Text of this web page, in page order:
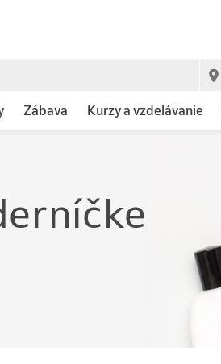
Zábava Kurzy a vzdelávanie